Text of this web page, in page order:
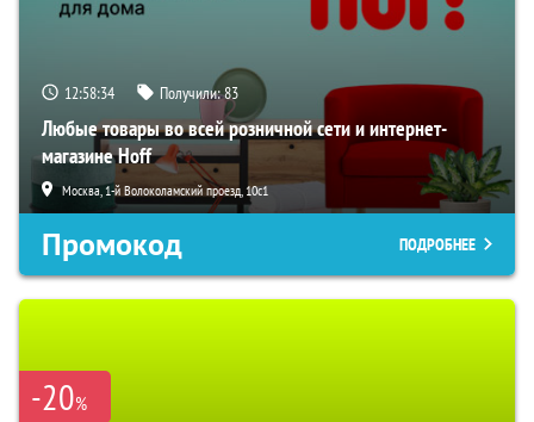
12:58:33 Получили:83
Любые товары во всей розничной сети и интернет-
магазине Hoff
Москва, 1-й Волоколамский проезд, 10с1
Промокод ПОДРОБНЕЕ
-20%